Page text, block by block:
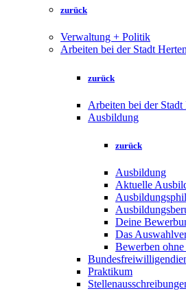
zurück
Verwaltung + Politik
Arbeiten bei der Stadt
zurück
Arbeiten bei der Stadt
Ausbildung
zurück
Ausbildung
Aktuelle
Deine
Das
Bewerben ohne
Praktikum